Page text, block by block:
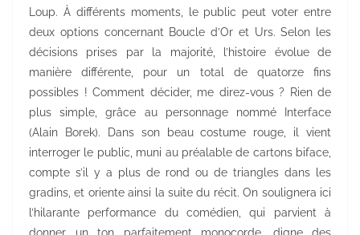
Loup. À différents moments, le public peut voter entre
deux options concernant Boucle d’Or et Urs. Selon les
décisions prises par la majorité, l’histoire évolue de
manière différente, pour un total de quatorze fins
possibles ! Comment décider, me direz-vous ? Rien de
plus simple, grâce au personnage nommé Interface
(Alain Borek). Dans son beau costume rouge, il vient
interroger le public, muni au préalable de cartons biface,
compte s’il y a plus de rond ou de triangles dans les
gradins, et oriente ainsi la suite du récit. On soulignera ici
l’hilarante performance du comédien, qui parvient à